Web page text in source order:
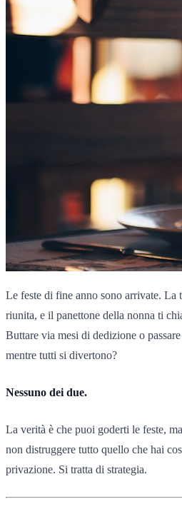
Le feste di fine anno sono arrivate. La
riunita, e il panettone della nonna ti
Buttare via mesi di dedizione o
mentre tutti si divertono?
Nessuno dei due.
La verità è che puoi goderti le feste,
non distruggere tutto quello che hai
privazione. Si tratta di strategia.